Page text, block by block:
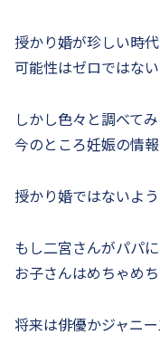
授かり婚が珍しい時代
可能性はゼロではない
しかし色々と調べてみ
今のところ妊娠の情報
授かり婚ではないよう
もし二宮さんがパパに
お子さんはめちゃめ
将来は俳優かジャニ